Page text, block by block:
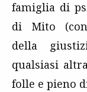
famiglia di
di Mito
della
qualsiasi
folle e pieno